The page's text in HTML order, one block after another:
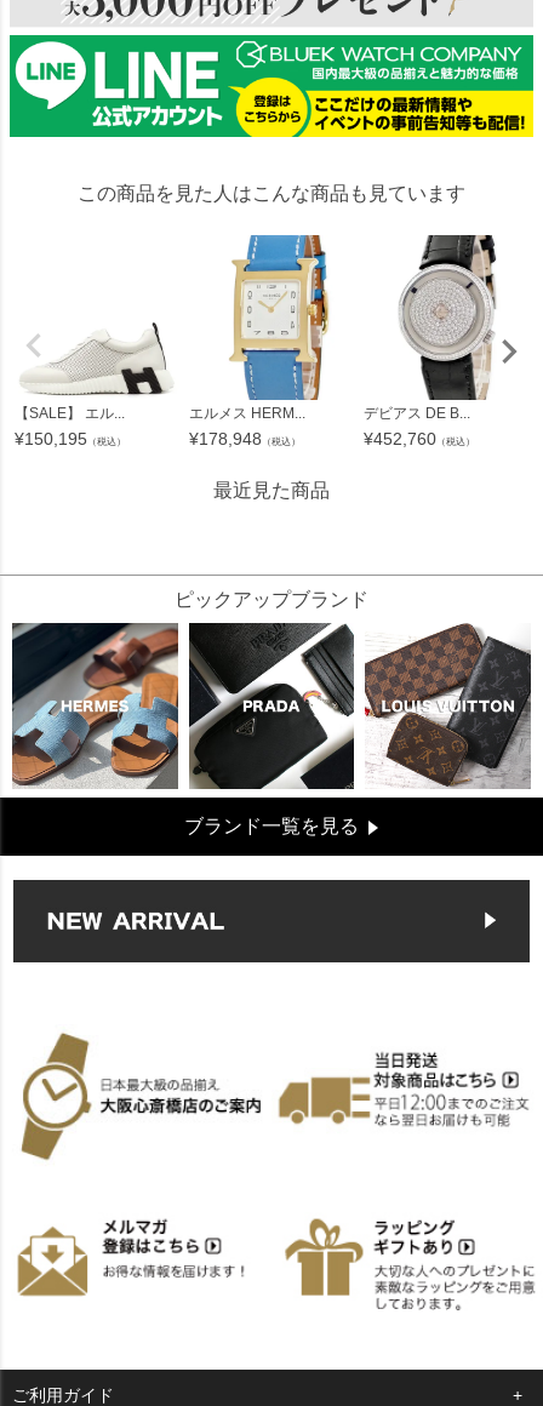
この商品を見た人はこんな商品も見ています
【SALE】 エル...
¥150,195 （税込）
エルメス HERM...
¥178,948 （税込）
デビアス DE B...
¥452,760 （税込）
最近見た商品
ピックアップブランド
ブランド一覧を見る
ご利用ガイド